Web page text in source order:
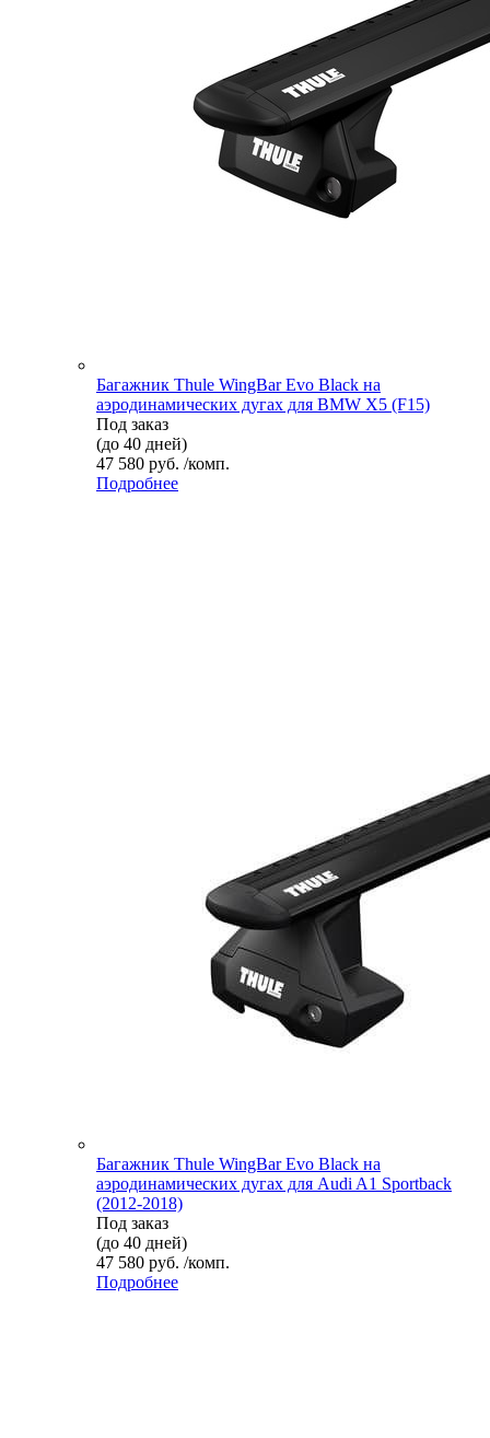
Багажник Thule WingBar Evo Black на
аэродинамических дугах для BMW X5 (F15)
Под заказ
(до 40 дней)
47 580 руб. /комп.
Подробнее
Багажник Thule WingBar Evo Black на
аэродинамических дугах для Audi A1 Sportback
(2012-2018)
Под заказ
(до 40 дней)
47 580 руб. /комп.
Подробнее